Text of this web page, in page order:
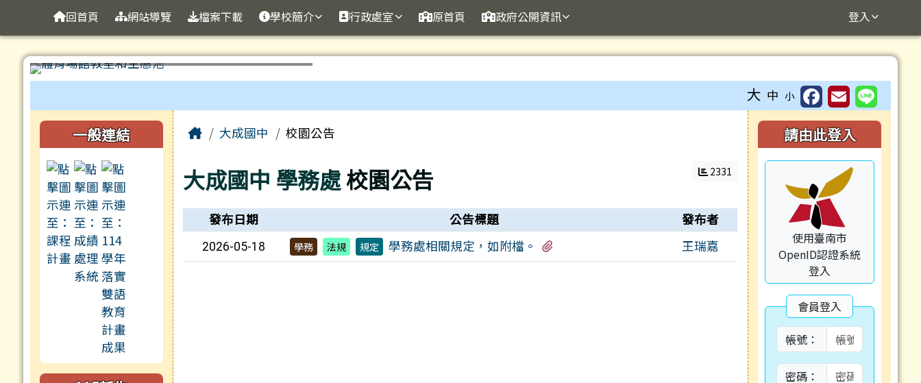
跳至主內容區
臺南市立大成國中全球資訊網
導覽列回首頁 網站導覽 檔案下載 學校簡介 行政處室 原首頁 政府公開資訊 登入
⏸
大 中 小
左邊區域內容
一般連結 主內容區域
Home大成國中 校園公告
大成國中 學務處校園公告 2331
新聞列表
發布日期 公告標題 發布者
2026-05-18 學務 法規 規定 學務處相關規定，如附檔。 王瑞嘉
右邊區域內容
請由此登入
使用臺南市
OpenID認證系統
登入
會員登入
帳號：
密碼：
頁尾區域